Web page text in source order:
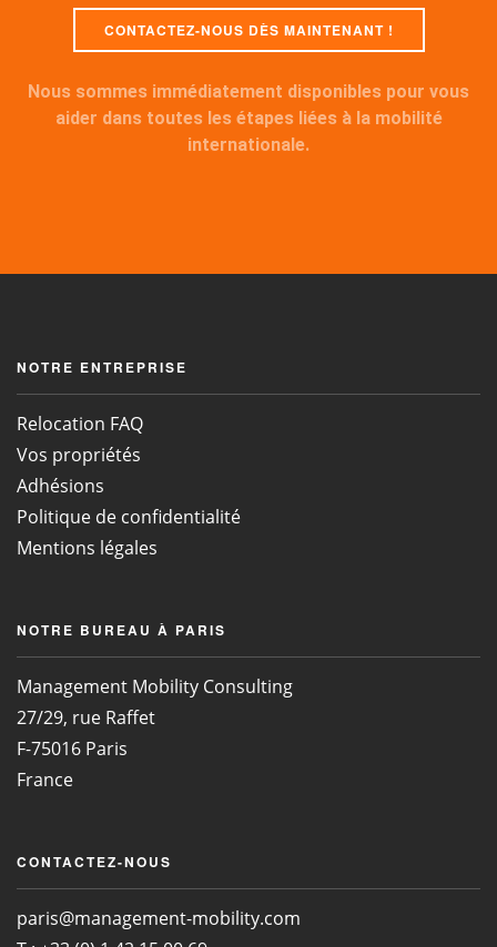
CONTACTEZ-NOUS DÈS MAINTENANT !
Nous sommes immédiatement disponibles pour vous
aider dans toutes les étapes liées à la mobilité
internationale.
NOTRE ENTREPRISE
Relocation FAQ
Vos propriétés
Adhésions
Politique de confidentialité
Mentions légales
NOTRE BUREAU À PARIS
Management Mobility Consulting
27/29, rue Raffet
F-75016 Paris
France
CONTACTEZ-NOUS
paris@management-mobility.com